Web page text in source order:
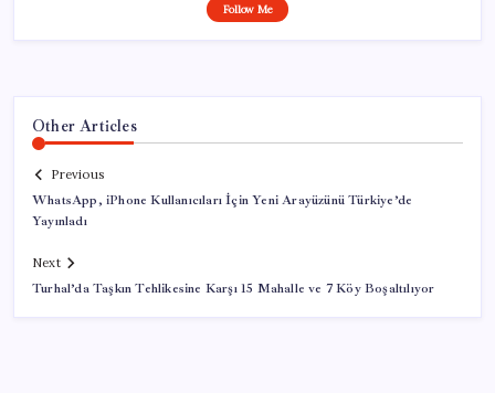
Follow Me
Other Articles
Previous
WhatsApp, iPhone Kullanıcıları İçin Yeni Arayüzünü Türkiye’de
Yayınladı
Next
Turhal’da Taşkın Tehlikesine Karşı 15 Mahalle ve 7 Köy Boşaltılıyor